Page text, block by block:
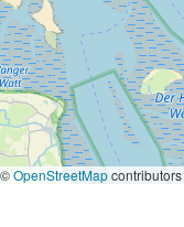
OpenStreetMapcontributors